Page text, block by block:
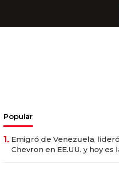
Popular
1. Emigró de Venezuela,
Chevron en EE.UU. y hoy es